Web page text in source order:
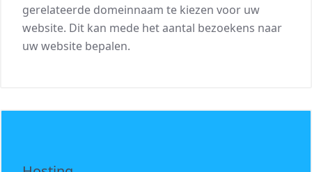
gerelateerde domeinnaam te kiezen voor uw
website. Dit kan mede het aantal bezoekens naar
uw website bepalen.